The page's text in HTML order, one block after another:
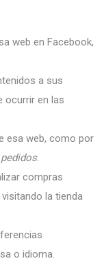
web en Facebook,
a sus
ocurrir en las
esa web, como por
.
compras
la tienda
o idioma.